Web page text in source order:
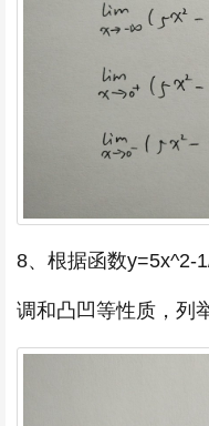
8、根据函数y=5x^2-
调和凸凹等性质，列